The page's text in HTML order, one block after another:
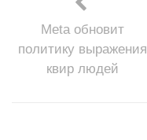
Meta обновит
политику выражения
квир людей